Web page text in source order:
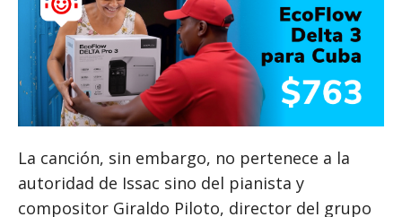
La canción, sin embargo, no pertenece a la
autoridad de Issac sino del pianista y
compositor Giraldo Piloto, director del grupo